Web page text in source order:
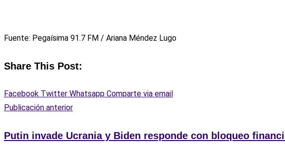
Fuente: Pegaísima 91.7 FM / Ariana Méndez Lugo
Share This Post:
Facebook Twitter Whatsapp Comparte via email
Publicación anterior
Putin invade Ucrania y Biden responde con bloqueo